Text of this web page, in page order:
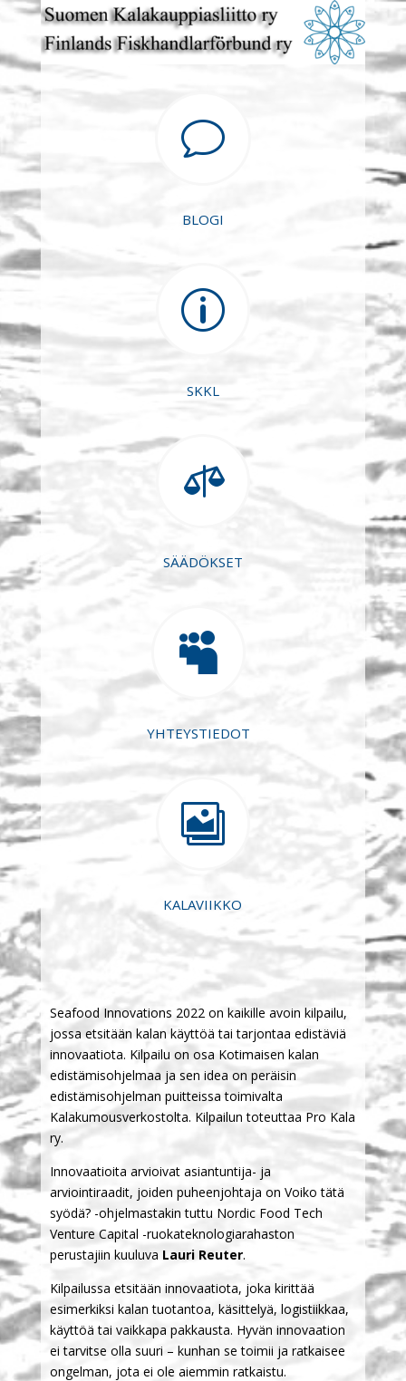
v
BLOGI
p
SKKL

SÄÄDÖKSET

YHTEYSTIEDOT

KALAVIIKKO
Seafood Innovations 2022 on kaikille avoin kilpailu,
jossa etsitään kalan käyttöä tai tarjontaa edistäviä
innovaatiota. Kilpailu on osa Kotimaisen kalan
edistämisohjelmaa ja sen idea on peräisin
edistämisohjelman puitteissa toimivalta
Kalakumousverkostolta. Kilpailun toteuttaa Pro Kala
ry.
Innovaatioita arvioivat asiantuntija- ja
arviointiraadit, joiden puheenjohtaja on Voiko tätä
syödä? -ohjelmastakin tuttu Nordic Food Tech
Venture Capital -ruokateknologiarahaston
perustajiin kuuluva Lauri Reuter.
Kilpailussa etsitään innovaatiota, joka kirittää
esimerkiksi kalan tuotantoa, käsittelyä, logistiikkaa,
käyttöä tai vaikkapa pakkausta. Hyvän innovaation
ei tarvitse olla suuri – kunhan se toimii ja ratkaisee
ongelman, jota ei ole aiemmin ratkaistu.